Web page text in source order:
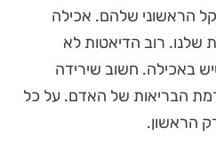
הראשוני שלהם. אכילה
רוב הדיאטות לא
באכילה. חשוב שירידה
הבריאות של האדם. על כל
הראשון.